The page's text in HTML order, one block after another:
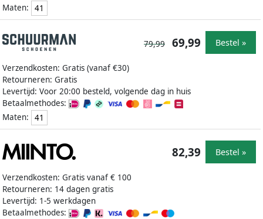
Maten:
41
Verzendkosten: Gratis (vanaf €30)
Retourneren: Gratis
Levertijd: Voor 20:00 besteld, volgende dag in huis
Betaalmethodes:
Maten:
41
79,99 69,99 Bestel »
Verzendkosten: Gratis vanaf € 100
Retourneren: 14 dagen gratis
Levertijd: 1-5 werkdagen
Betaalmethodes:
82,39 Bestel »